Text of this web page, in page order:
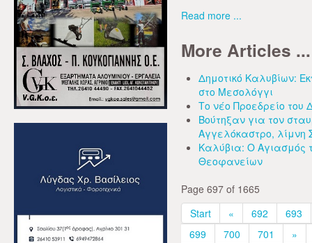
Read more ...
More Articles ...
Δημοτικό Καλυβίων:
στο Μεσολόγγι
Το νέο Προεδρείο του
Βούτηξαν για τον
Αγγελόκαστρο, λίμνη
Καλύβια: Ο Αγιασμός
Θεοφανείων
Page 697 of 1665
Start
« 692
693
699
700 701 »